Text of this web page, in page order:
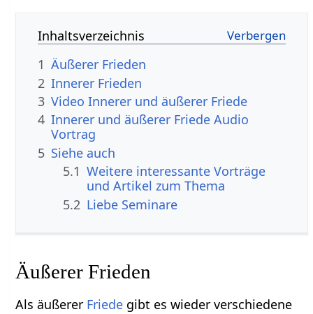
Inhaltsverzeichnis
1 Äußerer Frieden
2 Innerer Frieden
3 Video Innerer und äußerer Friede
4 Innerer und äußerer Friede Audio
Vortrag
5 Siehe auch
5.1 Weitere interessante Vorträge
und Artikel zum Thema
5.2 Liebe Seminare
Äußerer Frieden
Als äußerer Friede gibt es wieder verschiedene